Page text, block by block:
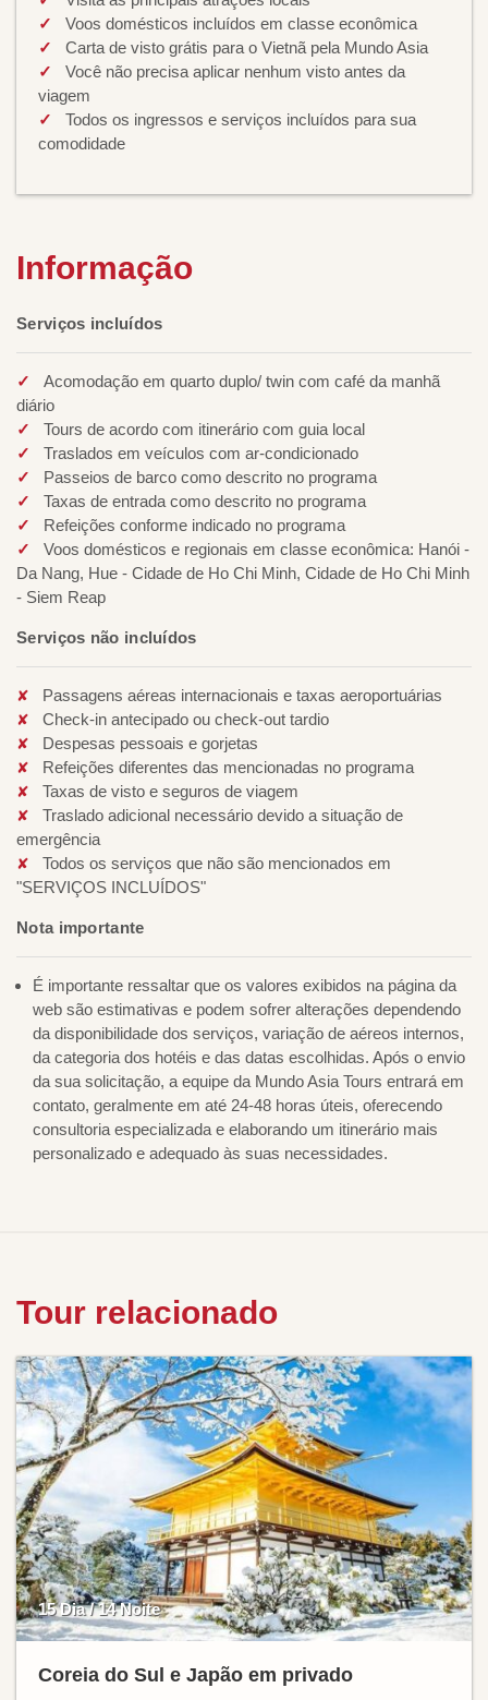
Voos domésticos incluídos em classe econômica
Carta de visto grátis para o Vietnã pela Mundo Asia
Você não precisa aplicar nenhum visto antes da
viagem
Todos os ingressos e serviços incluídos para sua
comodidade
Informação
Serviços incluídos
Acomodação em quarto duplo/ twin com café da manhã
diário
Tours de acordo com itinerário com guia local
Traslados em veículos com ar-condicionado
Passeios de barco como descrito no programa
Taxas de entrada como descrito no programa
Refeições conforme indicado no programa
Voos domésticos e regionais em classe econômica: Hanói -
Da Nang, Hue - Cidade de Ho Chi Minh, Cidade de Ho Chi Minh
- Siem Reap
Serviços não incluídos
Passagens aéreas internacionais e taxas aeroportuárias
Check-in antecipado ou check-out tardio
Despesas pessoais e gorjetas
Refeições diferentes das mencionadas no programa
Taxas de visto e seguros de viagem
Traslado adicional necessário devido a situação de
emergência
Todos os serviços que não são mencionados em
"SERVIÇOS INCLUÍDOS"
Nota importante
É importante ressaltar que os valores exibidos na página da
web são estimativas e podem sofrer alterações dependendo
da disponibilidade dos serviços, variação de aéreos internos,
da categoria dos hotéis e das datas escolhidas. Após o envio
da sua solicitação, a equipe da Mundo Asia Tours entrará em
contato, geralmente em até 24-48 horas úteis, oferecendo
consultoria especializada e elaborando um itinerário mais
personalizado e adequado às suas necessidades.
Tour relacionado
15 Dia / 14 Noite
Coreia do Sul e Japão em privado